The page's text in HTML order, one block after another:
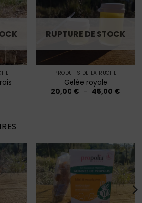
RUPTURE DE STOCK
PRODUITS DE LA RUCHE
Gelée royale
20,00 € – 45,00 €